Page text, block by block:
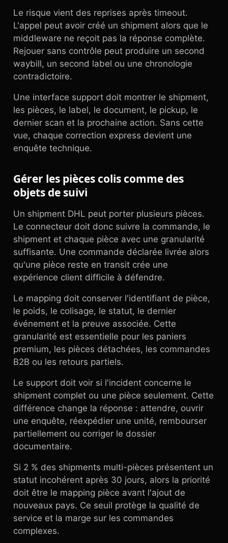
Le risque vient des reprises après timeout.
L'appel peut avoir créé un shipment alors que le
middleware ne reçoit pas la réponse complète.
Rejouer sans contrôle peut produire un second
waybill, un second label ou une chronologie
contradictoire.
Une interface support doit montrer le shipment,
les pièces, le label, le document, le pickup, le
dernier scan et la prochaine action. Sans cette
vue, chaque correction express devient une
enquête technique.
Gérer les pièces colis comme des
objets de suivi
Un shipment DHL peut porter plusieurs pièces.
Le connecteur doit donc suivre la commande, le
shipment et chaque pièce avec une granularité
suffisante. Une commande déclarée livrée alors
qu'une pièce reste en transit crée une
expérience client difficile à défendre.
Le mapping doit conserver l'identifiant de pièce,
le poids, le colisage, le statut, le dernier
événement et la preuve associée. Cette
granularité est essentielle pour les paniers
premium, les pièces détachées, les commandes
B2B ou les retours partiels.
Le support doit voir si l'incident concerne le
shipment complet ou une pièce seulement. Cette
différence change la réponse : attendre, ouvrir
une enquête, réexpédier une unité, rembourser
partiellement ou corriger le dossier
documentaire.
Si 2 % des shipments multi-pièces présentent un
statut incohérent après 30 jours, alors la priorité
doit être le mapping pièce avant l'ajout de
nouveaux pays. Ce seuil protège la qualité de
service et la marge sur les commandes
complexes.